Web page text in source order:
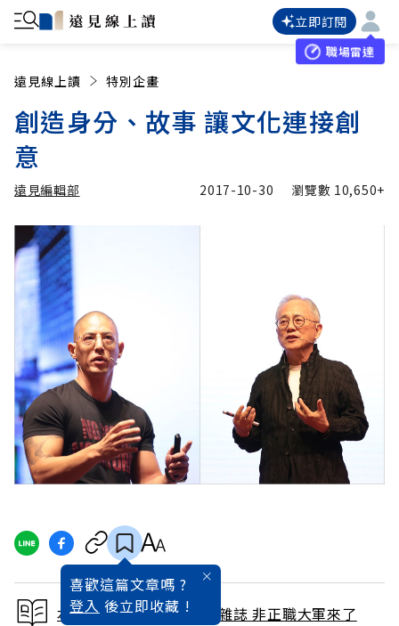
立即訂閱
職場雷達
遠見線上讀 特別企畫
創造身分、故事 讓文化連接創
意
遠見編輯部 2017-10-30 瀏覽數 10,650+
喜歡這篇文章嗎 ?
登入 後立即收藏 !
本文出自 2017 / 11月號雜誌 非正職大軍來了